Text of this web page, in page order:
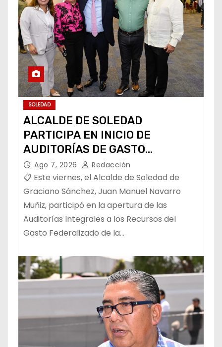
SOLEDAD
ALCALDE DE SOLEDAD
PARTICIPA EN INICIO DE
AUDITORÍAS DE GASTO
FEDERALIZADO 📝
Ago 7, 2026 Redacción
📋 Este viernes, el Alcalde de Soledad de
Graciano Sánchez, Juan Manuel Navarro
Muñiz, participó en la apertura de las
Auditorías Integrales a los Recursos del
Gasto Federalizado de la…